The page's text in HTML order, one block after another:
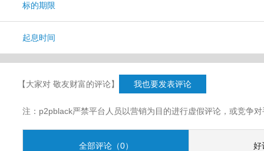
标的期限
起息时间
【大家对 敬友财富的评论】 我也要发表评论
注：p2pblack严禁平台人员以营销为目的进行虚假评论，或竞争
全部评论（0） 好